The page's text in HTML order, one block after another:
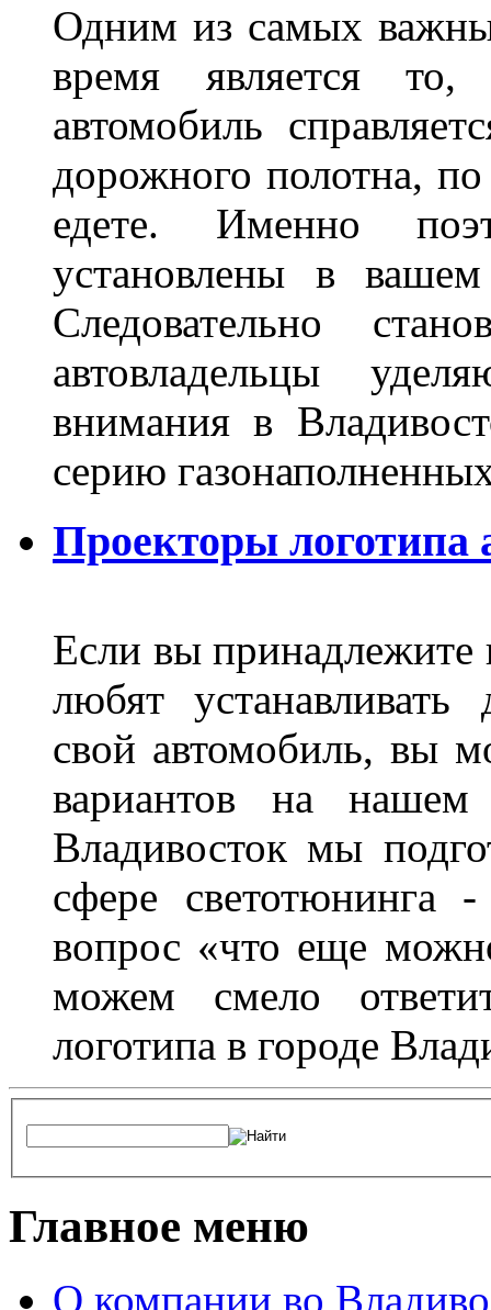
Одним из самых
время является то,
автомобиль
дорожного полотна,
едете. Именно
установлены в
Следовательно
автовладельцы
внимания в
серию
Проекторы логотипа
Если вы принадлежите
любят устанавливать
свой автомобиль, вы
вариантов на
Владивосток мы
сфере светотюнинга
вопрос «что еще
можем смело
логотипа в городе
Главное меню
О компании во